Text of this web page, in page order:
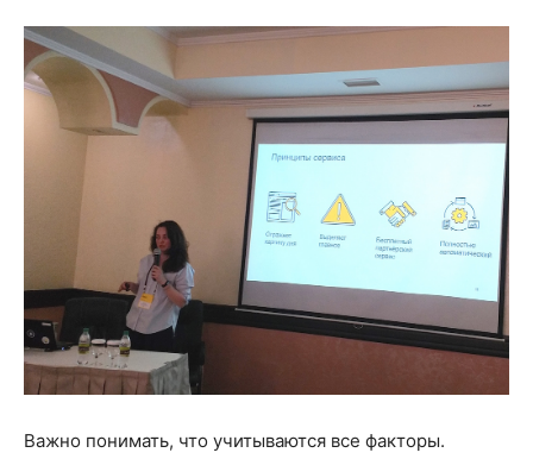
Важно понимать, что учитываются все факторы.